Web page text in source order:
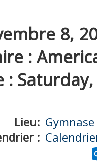
8,
:
:
Lieu:
: